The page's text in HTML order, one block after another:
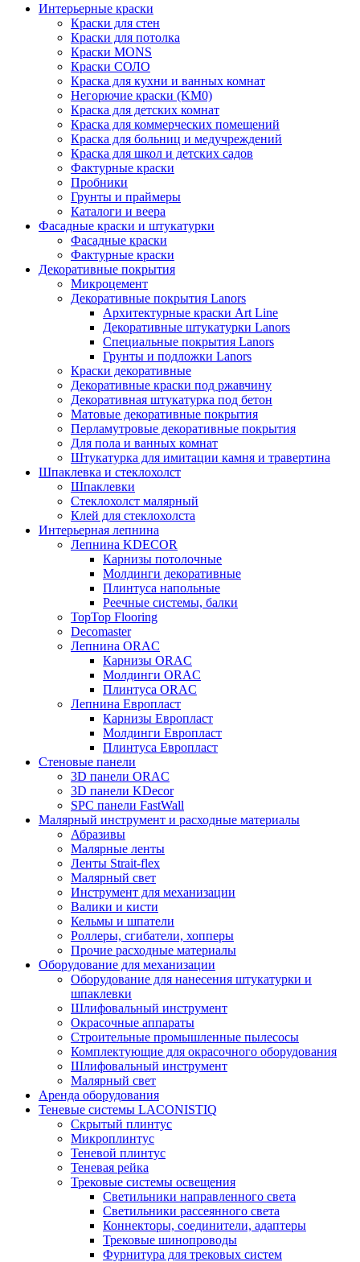
Интерьерные краски
Краски для стен
Краски для потолка
Краски MONS
Краски СОЛО
Краска для кухни и ванных комнат
Негорючие краски (KM0)
Краска для детских комнат
Краска для коммерческих помещений
Краска для больниц и медучреждений
Краска для школ и детских садов
Фактурные краски
Пробники
Грунты и праймеры
Каталоги и веера
Фасадные краски и штукатурки
Фасадные краски
Фактурные краски
Декоративные покрытия
Микроцемент
Декоративные покрытия Lanors
Архитектурные краски Art Line
Декоративные штукатурки Lanors
Специальные покрытия Lanors
Грунты и подложки Lanors
Краски декоративные
Декоративные краски под ржавчину
Декоративная штукатурка под бетон
Матовые декоративные покрытия
Перламутровые декоративные покрытия
Для пола и ванных комнат
Штукатурка для имитации камня и травертина
Шпаклевка и стеклохолст
Шпаклевки
Стеклохолст малярный
Клей для стеклохолста
Интерьерная лепнина
Лепнина KDECOR
Карнизы потолочные
Молдинги декоративные
Плинтуса напольные
Реечные системы, балки
TopTop Flooring
Decomaster
Лепнина ORAC
Карнизы ORAC
Молдинги ORAC
Плинтуса ORAC
Лепнина Европласт
Карнизы Европласт
Молдинги Европласт
Плинтуса Европласт
Стеновые панели
3D панели ORAC
3D панели KDecor
SPC панели FastWall
Малярный инструмент и расходные материалы
Абразивы
Малярные ленты
Ленты Strait-flex
Малярный свет
Инструмент для механизации
Валики и кисти
Кельмы и шпатели
Роллеры, сгибатели, хопперы
Прочие расходные материалы
Оборудование для механизации
Оборудование для нанесения штукатурки и
шпаклевки
Шлифовальный инструмент
Окрасочные аппараты
Строительные промышленные пылесосы
Комплектующие для окрасочного оборудования
Шлифовальный инструмент
Малярный свет
Аренда оборудования
Теневые системы LACONISTIQ
Скрытый плинтус
Микроплинтус
Теневой плинтус
Теневая рейка
Трековые системы освещения
Светильники направленного света
Светильники рассеянного света
Коннекторы, соединители, адаптеры
Трековые шинопроводы
Фурнитура для трековых систем